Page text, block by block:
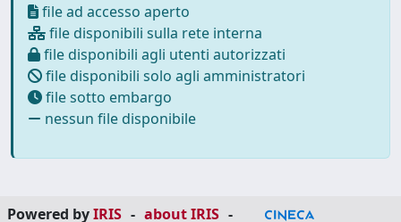
file ad accesso aperto
file disponibili sulla rete interna
file disponibili agli utenti autorizzati
file disponibili solo agli amministratori
file sotto embargo
nessun file disponibile
Powered byIRIS - about IRIS -